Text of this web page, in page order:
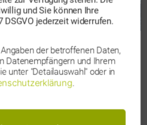
und Gesellschaft ändern sich
und Unvorhersehbarkeit
In dieser turbulenten
Miteinander –
und Sie können Ihre
jederzeit widerrufen.
der betroffenen Daten,
Datenempfängern und Ihrem
unter "Detailauswahl" oder in
.